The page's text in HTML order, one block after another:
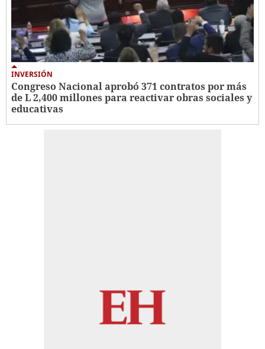
INVERSIÓN
Congreso Nacional aprobó 371 contratos por más
de L 2,400 millones para reactivar obras sociales y
educativas